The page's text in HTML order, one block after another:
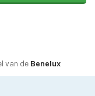
van de Benelux